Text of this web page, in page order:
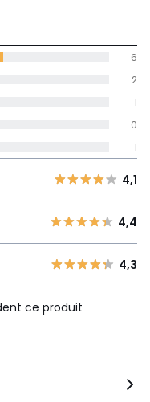
avis
les
4,1
ce produit
1
0
1
2
6
4,1
4,4
4,3
ce produit